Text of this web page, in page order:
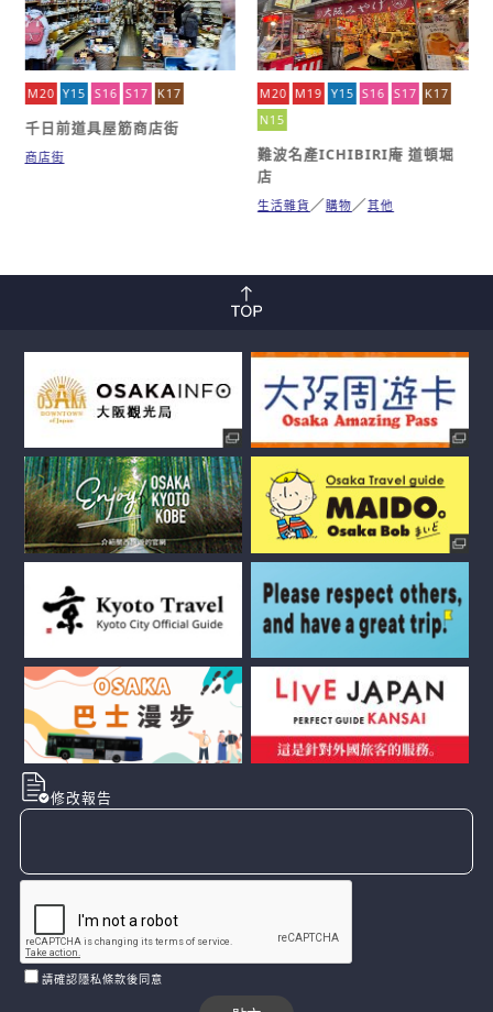
M20 Y15 S16 S17 K17
千日前道具屋筋商店街
商店街
M20 M19 Y15 S16 S17 K17
N15
難波名產ICHIBIRI庵 道頓堀
店
生活雜貨 購物 其他
修改報告
請確認隱私條款後同意